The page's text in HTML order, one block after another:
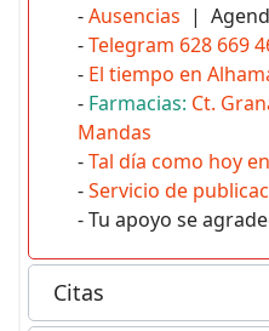
-Ausencias |
-Telegram 628 669
- El tiempo en
- Farmacias: Ct.
Mandas
-Tal día como hoy
-Servicio de
- Tu apoyo se
Citas